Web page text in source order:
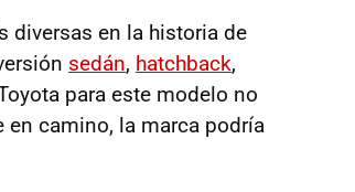
diversas en la historia de
sedán, hatchback,
para este modelo no
en camino, la marca podría